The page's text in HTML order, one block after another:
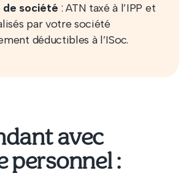
de société : ATN taxé à l’IPP et
par votre société
déductibles à l’ISoc.
avec
personnel :